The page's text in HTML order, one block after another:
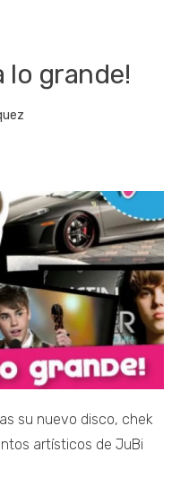
lo grande!
su nuevo disco, chek
artísticos de JuBi